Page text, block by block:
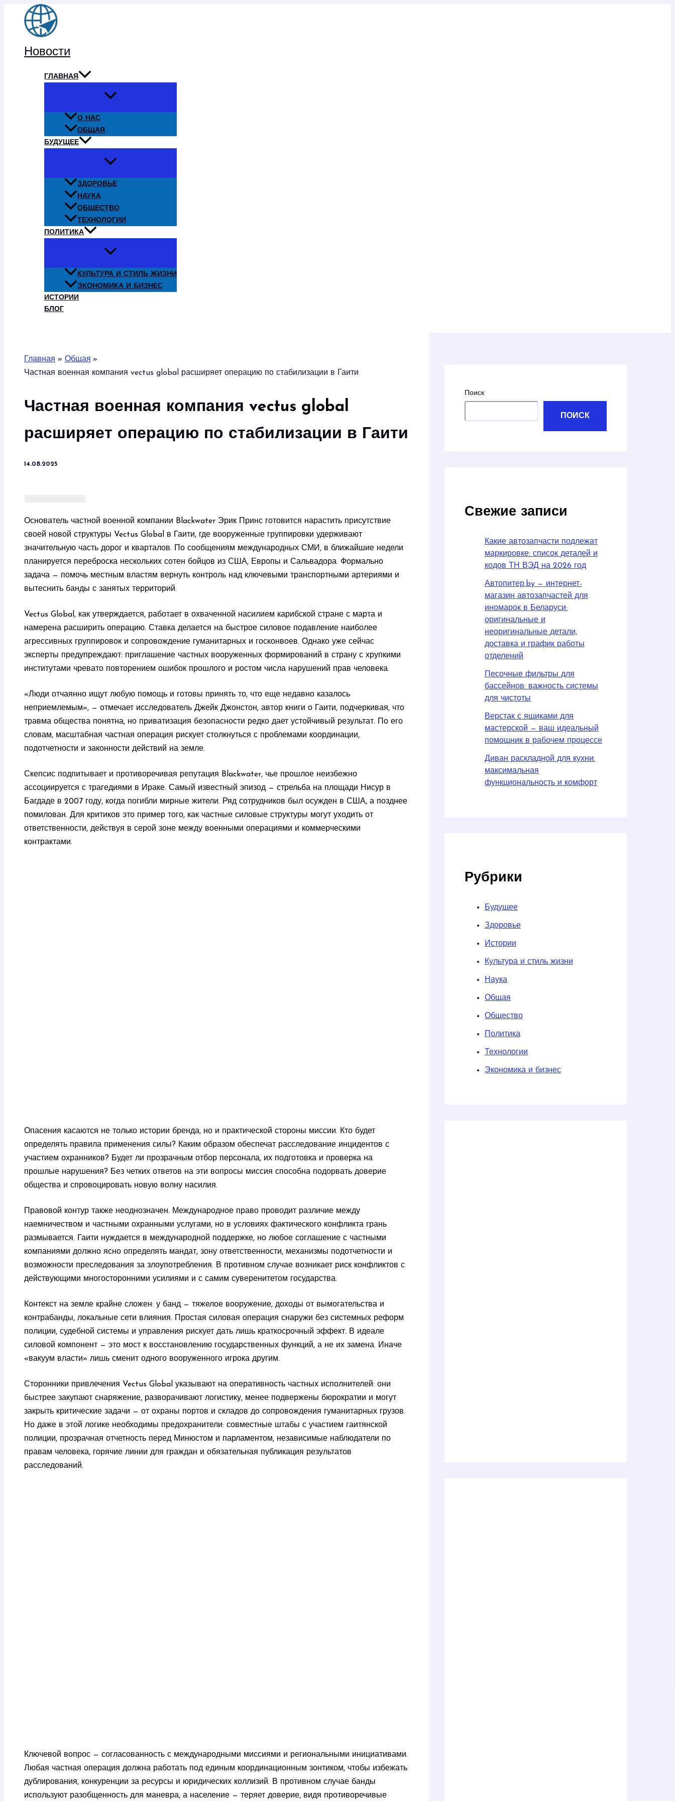
Перейти
содержимому
Новости
ГЛАВНАЯ
О НАС
ОБЩАЯ
БУДУЩЕЕ
ЗДОРОВЬЕ
НАУКА
ОБЩЕСТВО
ТЕХНОЛОГИИ
ПОЛИТИКА
КУЛЬТУРА И СТИЛЬ ЖИЗНИ
ЭКОНОМИКА И БИЗНЕС
ИСТОРИИ
БЛОГ
Главная
Общая
Частная военная компания vectus global расширяет операцию по стабилизации в Гаити
Частная военная компания vectus global
расширяет операцию по стабилизации в Гаити
14.08.2025
Основатель частной военной компании Blackwater Эрик Принс готовится нарастить присутствие
своей новой структуры Vectus Global в Гаити, где вооруженные группировки удерживают
значительную часть дорог и кварталов. По сообщениям международных СМИ, в ближайшие недели
планируется переброска нескольких сотен бойцов из США, Европы и Сальвадора. Формально
задача — помочь местным властям вернуть контроль над ключевыми транспортными артериями и
вытеснить банды с занятых территорий.
Vectus Global, как утверждается, работает в охваченной насилием карибской стране с марта и
намерена расширить операцию. Ставка делается на быстрое силовое подавление наиболее
агрессивных группировок и сопровождение гуманитарных и госконвоев. Однако уже сейчас
эксперты предупреждают: приглашение частных вооруженных формирований в страну с хрупкими
институтами чревато повторением ошибок прошлого и ростом числа нарушений прав человека.
«Люди отчаянно ищут любую помощь и готовы принять то, что еще недавно казалось
неприемлемым», — отмечает исследователь Джейк Джонстон, автор книги о Гаити, подчеркивая, что
травма общества понятна, но приватизация безопасности редко дает устойчивый результат. По его
словам, масштабная частная операция рискует столкнуться с проблемами координации,
подотчетности и законности действий на земле.
Скепсис подпитывает и противоречивая репутация Blackwater, чье прошлое неизбежно
ассоциируется с трагедиями в Ираке. Самый известный эпизод — стрельба на площади Нисур в
Багдаде в 2007 году, когда погибли мирные жители. Ряд сотрудников был осужден в США, а позднее
помилован. Для критиков это пример того, как частные силовые структуры могут уходить от
ответственности, действуя в серой зоне между военными операциями и коммерческими
контрактами.
Опасения касаются не только истории бренда, но и практической стороны миссии. Кто будет
определять правила применения силы? Каким образом обеспечат расследование инцидентов с
участием охранников? Будет ли прозрачным отбор персонала, их подготовка и проверка на
прошлые нарушения? Без четких ответов на эти вопросы миссия способна подорвать доверие
общества и спровоцировать новую волну насилия.
Правовой контур также неоднозначен. Международное право проводит различие между
наемничеством и частными охранными услугами, но в условиях фактического конфликта грань
размывается. Гаити нуждается в международной поддержке, но любое соглашение с частными
компаниями должно ясно определять мандат, зону ответственности, механизмы подотчетности и
возможности преследования за злоупотребления. В противном случае возникает риск конфликтов с
действующими многосторонними усилиями и с самим суверенитетом государства.
Контекст на земле крайне сложен: у банд — тяжелое вооружение, доходы от вымогательства и
контрабанды, локальные сети влияния. Простая силовая операция снаружи без системных реформ
полиции, судебной системы и управления рискует дать лишь краткосрочный эффект. В идеале
силовой компонент — это мост к восстановлению государственных функций, а не их замена. Иначе
«вакуум власти» лишь сменит одного вооруженного игрока другим.
Сторонники привлечения Vectus Global указывают на оперативность частных исполнителей: они
быстрее закупают снаряжение, разворачивают логистику, менее подвержены бюрократии и могут
закрыть критические задачи — от охраны портов и складов до сопровождения гуманитарных грузов.
Но даже в этой логике необходимы предохранители: совместные штабы с участием гаитянской
полиции, прозрачная отчетность перед Минюстом и парламентом, независимые наблюдатели по
правам человека, горячие линии для граждан и обязательная публикация результатов
расследований.
Ключевой вопрос — согласованность с международными миссиями и региональными инициативами.
Любая частная операция должна работать под единым координационным зонтиком, чтобы избежать
дублирования, конкуренции за ресурсы и юридических коллизий. В противном случае банды
используют разобщенность для маневра, а население — теряет доверие, видя противоречивые
Поиск
ПОИСК
Свежие записи
Какие автозапчасти подлежат
маркировке: список деталей и
кодов ТН ВЭД на 2026 год
Автопитер.by — интернет-
магазин автозапчастей для
иномарок в Беларуси:
оригинальные и
неоригинальные детали,
доставка и график работы
отделений
Песочные фильтры для
бассейнов: важность системы
для чистоты
Верстак с ящиками для
мастерской — ваш идеальный
помощник в рабочем процессе
Диван раскладной для кухни:
максимальная
функциональность и комфорт
Рубрики
Будущее
Здоровье
Истории
Культура и стиль жизни
Наука
Общая
Общество
Политика
Технологии
Экономика и бизнес